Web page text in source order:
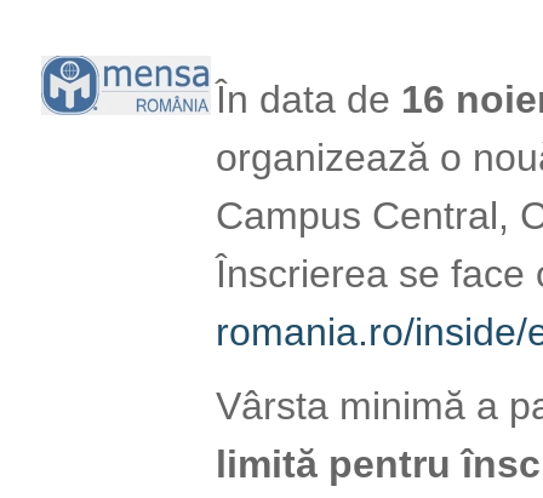
În data de 16
organizează o
Campus Central,
Înscrierea se
romania.ro/
Vârsta minimă a
limită pentru